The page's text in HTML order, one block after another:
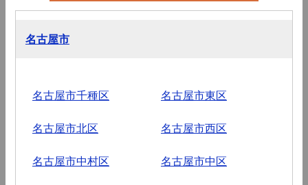
名古屋市
名古屋市千種区 名古屋市東区
名古屋市北区 名古屋市西区
名古屋市中村区 名古屋市中区